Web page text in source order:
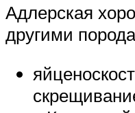
Адлерская
другими